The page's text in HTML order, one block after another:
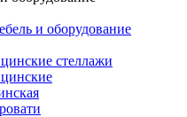
и оборудование
стеллажи